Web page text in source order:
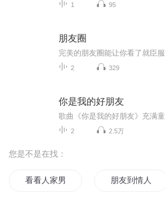
1 95
朋友圈
完美的朋友圈能让你看了就臣服
2 329
你是我的好朋友
2 2.5万
您是不是在找：
看看人家男朋友 朋友到情人